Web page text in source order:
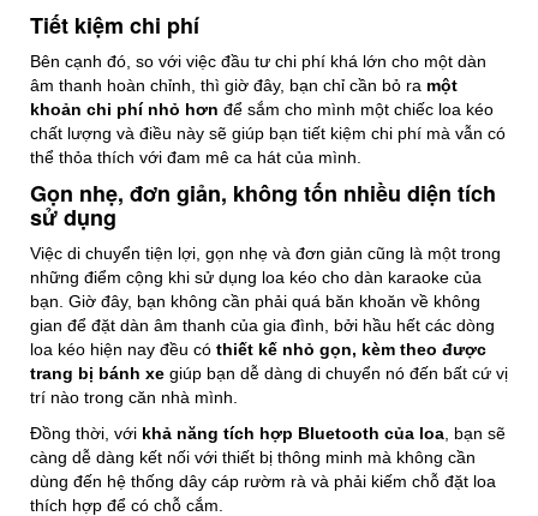
Tiết kiệm chi phí
Bên cạnh đó, so với việc đầu tư chi phí khá lớn cho một dàn
âm thanh hoàn chỉnh, thì giờ đây, bạn chỉ cần bỏ ra một
khoản chi phí nhỏ hơn để sắm cho mình một chiếc loa kéo
chất lượng và điều này sẽ giúp bạn tiết kiệm chi phí mà vẫn có
thể thỏa thích với đam mê ca hát của mình.
Gọn nhẹ, đơn giản, không tốn nhiều diện tích
sử dụng
Việc di chuyển tiện lợi, gọn nhẹ và đơn giản cũng là một trong
những điểm cộng khi sử dụng loa kéo cho dàn karaoke của
bạn. Giờ đây, bạn không cần phải quá băn khoăn về không
gian để đặt dàn âm thanh của gia đình, bởi hầu hết các dòng
loa kéo hiện nay đều có thiết kế nhỏ gọn, kèm theo được
trang bị bánh xe giúp bạn dễ dàng di chuyển nó đến bất cứ vị
trí nào trong căn nhà mình.
Đồng thời, với khả năng tích hợp Bluetooth của loa , bạn sẽ
càng dễ dàng kết nối với thiết bị thông minh mà không cần
dùng đến hệ thống dây cáp rườm rà và phải kiếm chỗ đặt loa
thích hợp để có chỗ cắm.